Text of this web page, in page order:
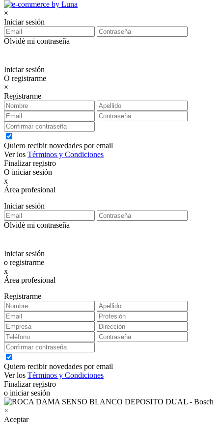
×
Iniciar sesión
Olvidé mi contraseña
Iniciar sesión
O registrarme
×
Registrarme
Quiero recibir novedades por email
Ver los Términos y Condiciones
Finalizar registro
O iniciar sesión
x
Área profesional
Iniciar sesión
Olvidé mi contraseña
Iniciar sesión
o registrarme
x
Área profesional
Registrarme
Quiero recibir novedades por email
Ver los Términos y Condiciones
Finalizar registro
o iniciar sesión
×
Aceptar